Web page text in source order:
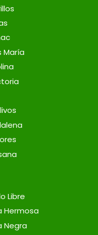
María
Libre
Hermosa
Negra